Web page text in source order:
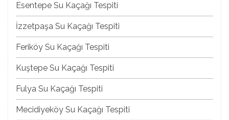
Esentepe Su Kaçağı Tespiti
İzzetpaşa Su Kaçağı Tespiti
Feriköy Su Kaçağı Tespiti
Kuştepe Su Kaçağı Tespiti
Fulya Su Kaçağı Tespiti
Mecidiyeköy Su Kaçağı Tespiti